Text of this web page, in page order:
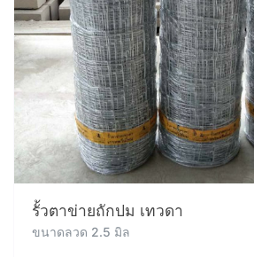
รั้วตาข่ายถักปม เทวดา
ขนาดลวด 2.5 มิล